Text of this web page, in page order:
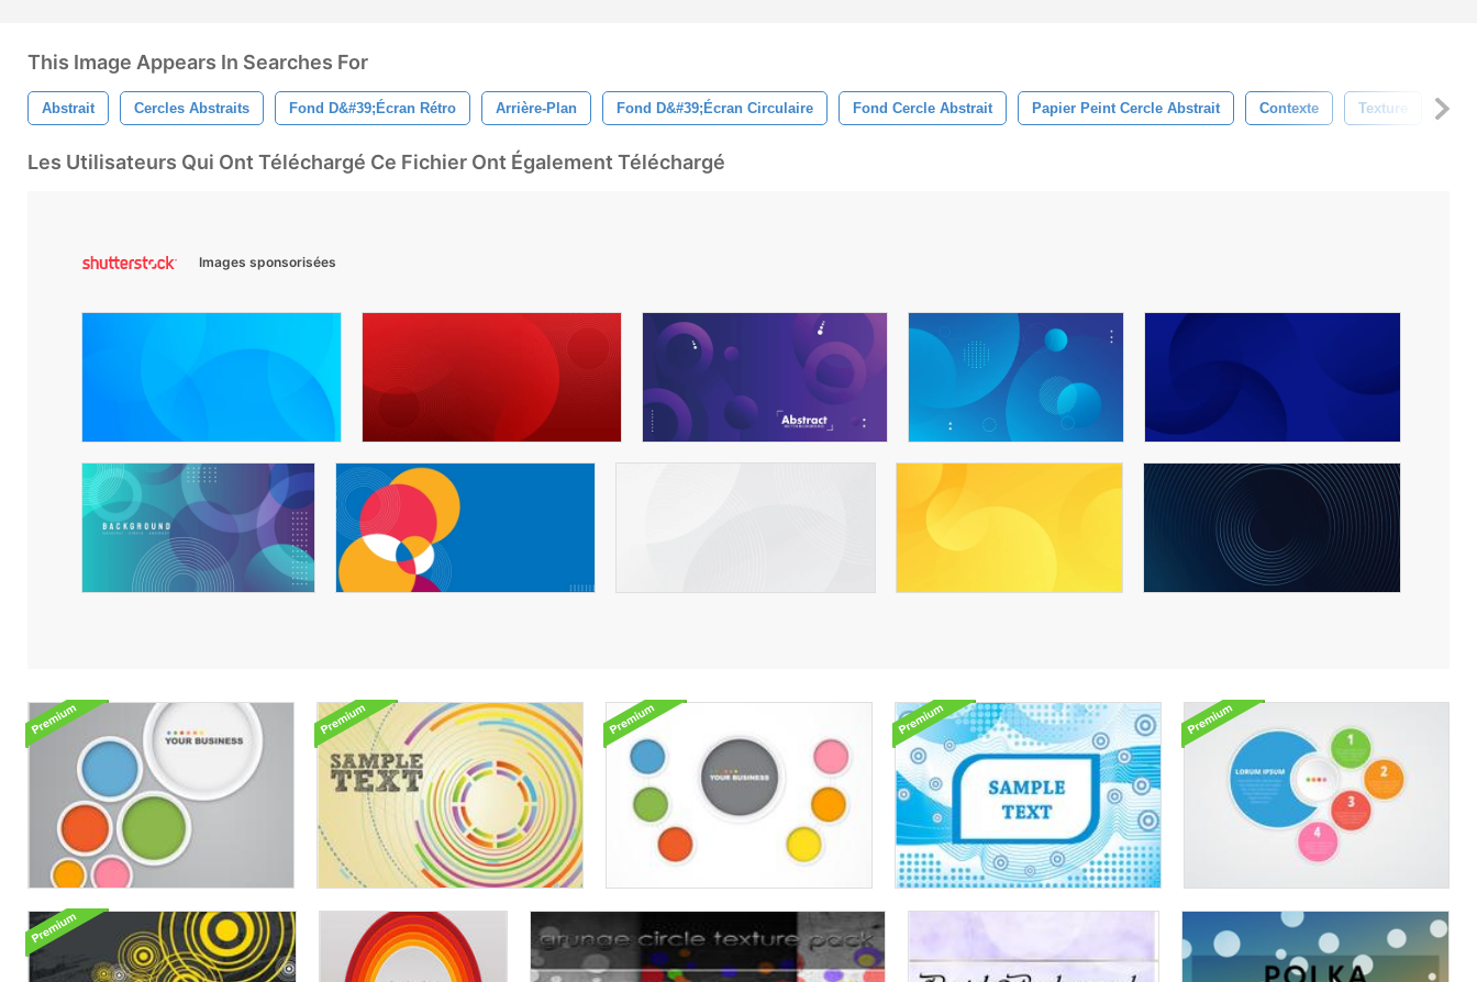
This Image Appears In Searches For
Abstrait Cercles Abstraits Fond D&#39;écran Rétro Arrière-Plan Fond D&#39;écran Circulaire Fond Cercle Abstrait Papier Peint Cercle Abstrait Contexte Texture
Les Utilisateurs Qui Ont Téléchargé Ce Fichier Ont Également Téléchargé
Images sponsorisées